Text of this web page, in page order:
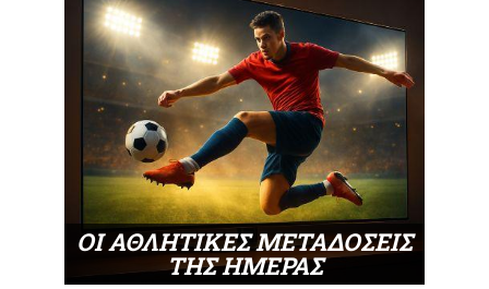
ΟΙ ΑΘΛΗΤΙΚΕΣ ΜΕΤΑΔΟΣΕΙΣ
ΤΗΣ ΗΜΕΡΑΣ